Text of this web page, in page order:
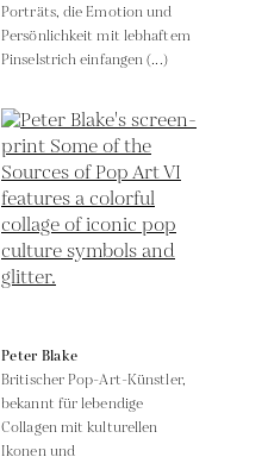
Porträts, die Emotion und
Persönlichkeit mit lebhaftem
Pinselstrich einfangen (...)
Peter Blake
Britischer Pop-Art-Künstler,
bekannt für lebendige
Collagen mit kulturellen
Ikonen und